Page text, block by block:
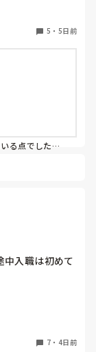
5 ・ 5日前
る点でした。
ら持ってく
中入職は初めて
ょうか？？ど
7 ・ 4日前